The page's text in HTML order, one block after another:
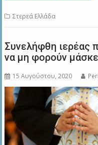
Στερεά Ελλάδα
Συνελήφθη ιερέας
να μη φορούν
15 Αυγούστου, 2020